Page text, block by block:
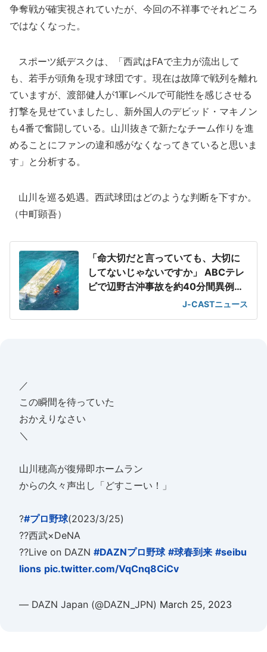
争奪戦が確実視されていたが、今回の不祥事でそれどころ
ではなくなった。
スポーツ紙デスクは、「西武はFAで主力が流出して
も、若手が頭角を現す球団です。現在は故障で戦列を離れ
ていますが、渡部健人が1軍レベルで可能性を感じさせる
打撃を見せていましたし、新外国人のデビッド・マキノン
も4番で奮闘している。山川抜きで新たなチーム作りを進
めることにファンの違和感がなくなってきていると思いま
す」と分析する。
山川を巡る処遇。西武球団はどのような判断を下すか。
（中町顕吾）
「命大切だと言っていても、大切に
してないじゃないですか」 ABCテレ
ビで辺野古沖事故を約40分間異例の
J-CASTニュース
／
この瞬間を待っていた
おかえりなさい
＼
山川穂高が復帰即ホームラン
からの久々声出し「どすこーい！」
?#プロ野球(2023/3/25)
??西武×DeNA
??Live on DAZN #DAZNプロ野球 #球春到来 #seibu
lions pic.twitter.com/VqCnq8CiCv
— DAZN Japan (@DAZN_JPN) March 25, 2023